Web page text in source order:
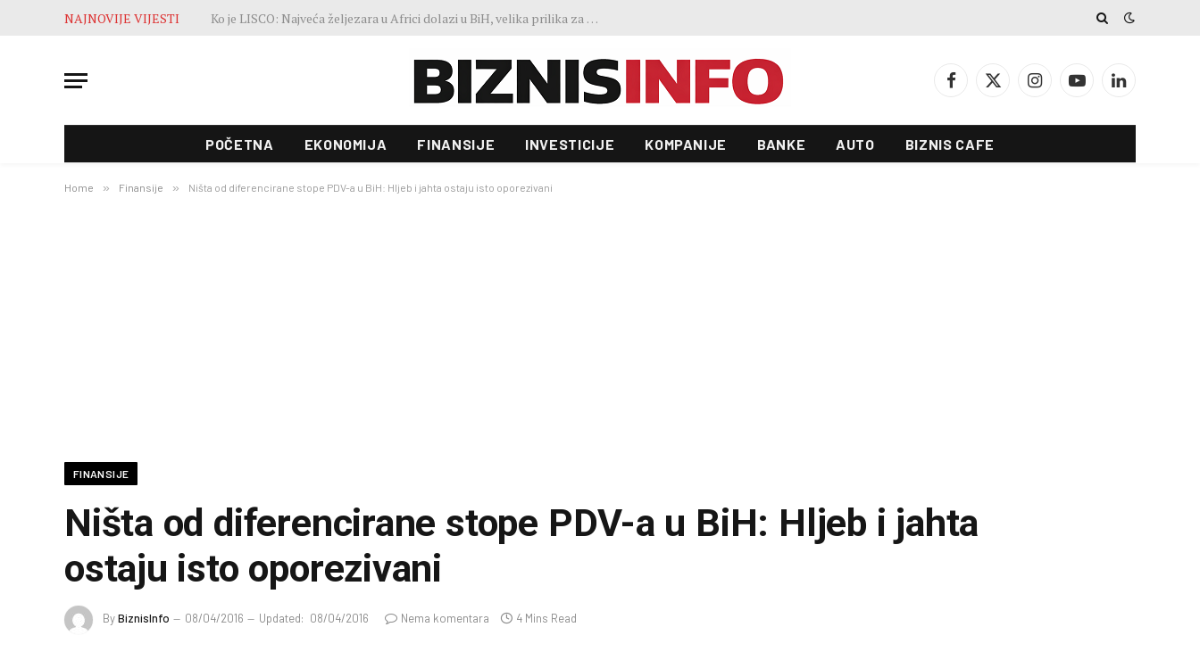
NAJNOVIJE VIJESTI Predstavljen projekt “Galeria”: Toranj od 31 sprata i investicija od 100 miliona KM, gradnja već počela
Facebook
X
InstagramYouTubeLinkedIn
POČETNA EKONOMIJA FINANSIJE INVESTICIJE KOMPANIJE BANKE AUTO BIZNIS CAFE
Home » Finansije » Ništa od diferencirane stope PDV-a u BiH: Hljeb i jahta ostaju isto oporezivani
FINANSIJE
Ništa od diferencirane stope PDV-a u BiH: Hljeb i jahta
ostaju isto oporezivani
ByBiznisInfo 08/04/2016 Updated: 08/04/2016 Nema komentara 4 Mins Read